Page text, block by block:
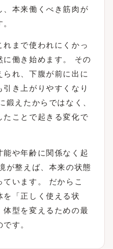
本来働くべき筋肉が
まで使われにくかっ
に働き始めます。 その
れ、下腹が前に出に
き上がりやすくなり
鍛えたからではなく、
ことで起きる変化で
能や年齢に関係なく起
が整えば、本来の状態
います。 だからこ
「正しく使える状
型を変えるための最
す。